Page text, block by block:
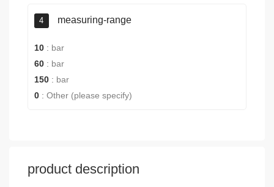
4 measuring-range
10 : bar
60 : bar
150 : bar
0 : Other (please specify)
product description